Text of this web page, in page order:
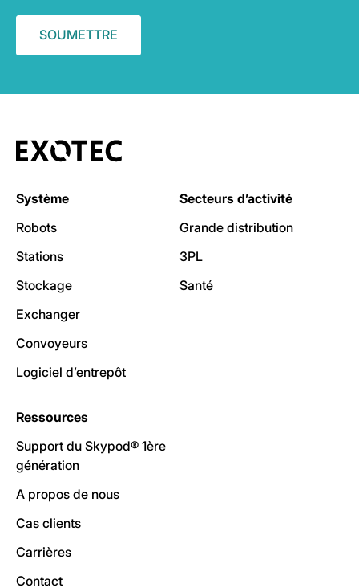
Système
Robots
Stations
Stockage
Exchanger
Convoyeurs
Logiciel d’entrepôt
Secteurs d’activité
Grande distribution
3PL
Santé
Ressources
Support du Skypod® 1ère
génération
A propos de nous
Cas clients
Carrières
Contact